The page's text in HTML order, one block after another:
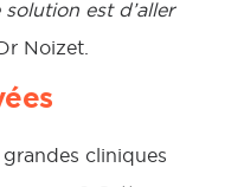
est d’aller
Noizet.
cliniques